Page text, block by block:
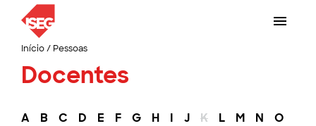
Início/ Pessoas
Docentes
A B C D E F G H I J K L M N O